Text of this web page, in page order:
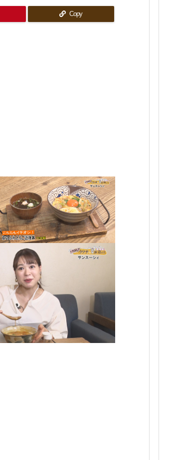
Copy